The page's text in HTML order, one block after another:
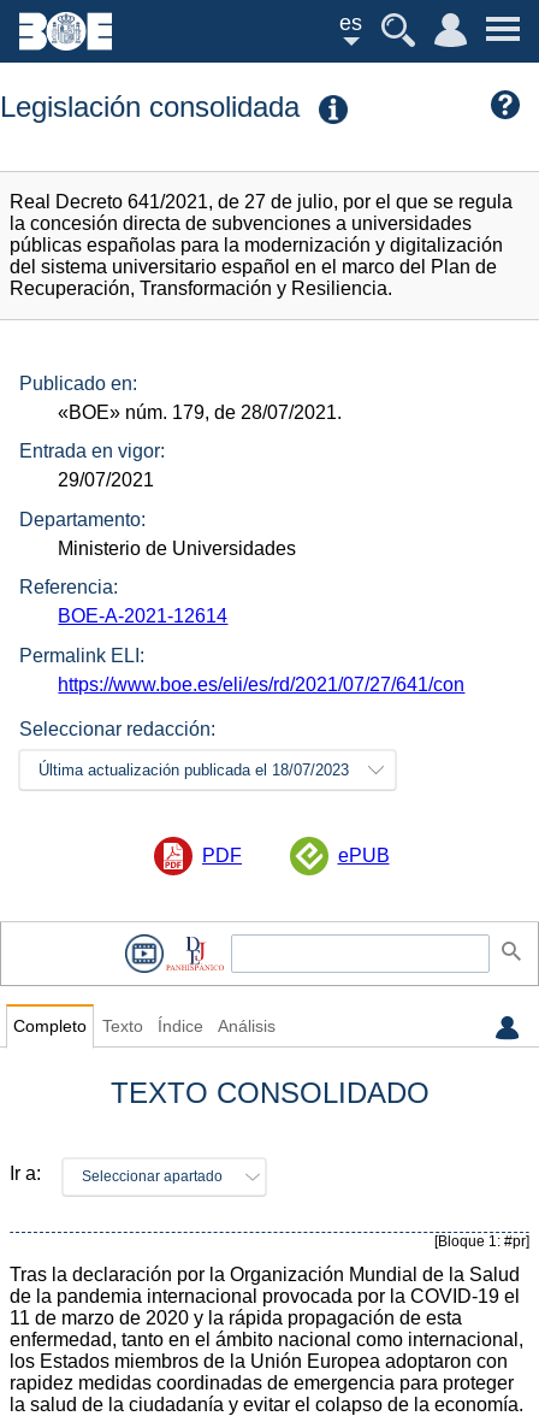
es
Legislación consolidada
Real Decreto 641/2021, de 27 de julio, por el que se regula
la concesión directa de subvenciones a universidades
públicas españolas para la modernización y digitalización
del sistema universitario español en el marco del Plan de
Recuperación, Transformación y Resiliencia.
Publicado en:
«BOE» núm. 179, de 28/07/2021.
Entrada en vigor:
29/07/2021
Departamento:
Ministerio de Universidades
Referencia:
BOE-A-2021-12614
Permalink ELI:
https://www.boe.es/eli/es/rd/2021/07/27/641/con
Seleccionar redacción:
Última actualización publicada el 18/07/2023
PDF ePUB
Completo Texto Índice Análisis
TEXTO CONSOLIDADO
Ir a: Seleccionar apartado
[Bloque 1: #pr]
Tras la declaración por la Organización Mundial de la Salud
de la pandemia internacional provocada por la COVID-19 el
11 de marzo de 2020 y la rápida propagación de esta
enfermedad, tanto en el ámbito nacional como internacional,
los Estados miembros de la Unión Europea adoptaron con
rapidez medidas coordinadas de emergencia para proteger
la salud de la ciudadanía y evitar el colapso de la economía.